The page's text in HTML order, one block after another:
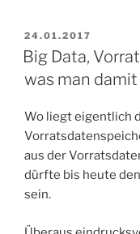
VERÖFFENTLICHT
AM
24.01.2017
Big Data,
was man
Wo liegt eigentlich
aus der
dürfte bis heute
sein.